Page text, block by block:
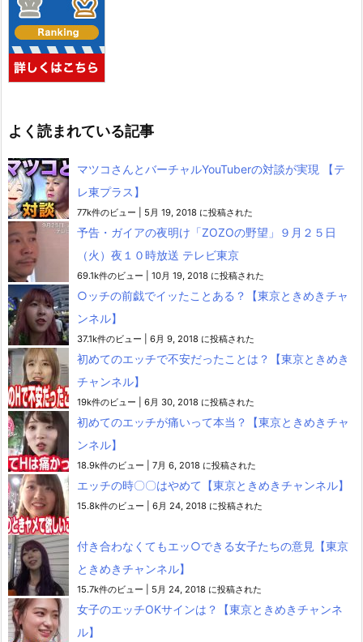
よく読まれている記事
マツコさんとバーチャルYouTuberの対談が実現 【テ
レ東プラス】
77k件のビュー 5月 19, 2018 に投稿された
予告・ガイアの夜明け「ZOZOの野望」９月２５日
（火）夜１０時放送 テレビ東京
69.1k件のビュー 10月 19, 2018 に投稿された
○ッチの前戯でイッたことある？【東京ときめきチャ
ンネル】
37.1k件のビュー 6月 9, 2018 に投稿された
初めてのエッチで不安だったことは？【東京ときめき
チャンネル】
19k件のビュー 6月 30, 2018 に投稿された
初めてのエッチが痛いって本当？【東京ときめきチャ
ンネル】
18.9k件のビュー 7月 6, 2018 に投稿された
エッチの時〇〇はやめて【東京ときめきチャンネル】
15.8k件のビュー 6月 24, 2018 に投稿された
付き合わなくてもエッ○できる女子たちの意見【東京
ときめきチャンネル】
15.7k件のビュー 5月 24, 2018 に投稿された
女子のエッチOKサインは？【東京ときめきチャンネ
ル】